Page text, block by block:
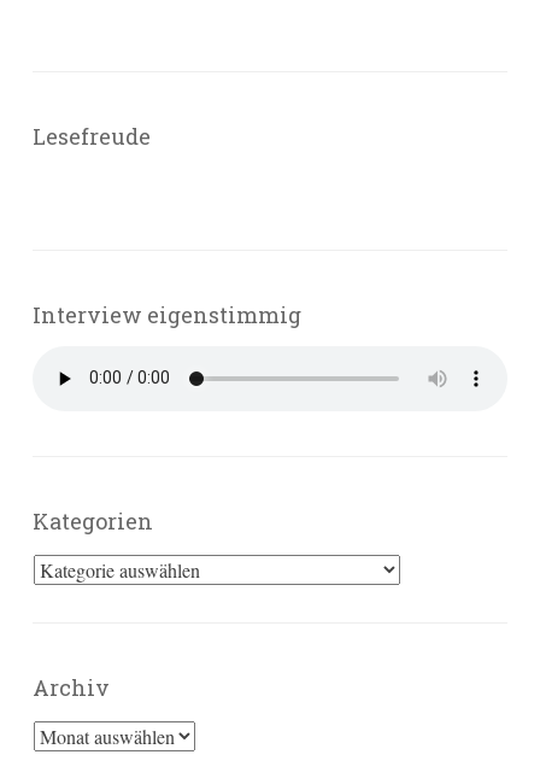
Lesefreude
Interview eigenstimmig
Kategorien
Kategorien
Archiv
Archiv